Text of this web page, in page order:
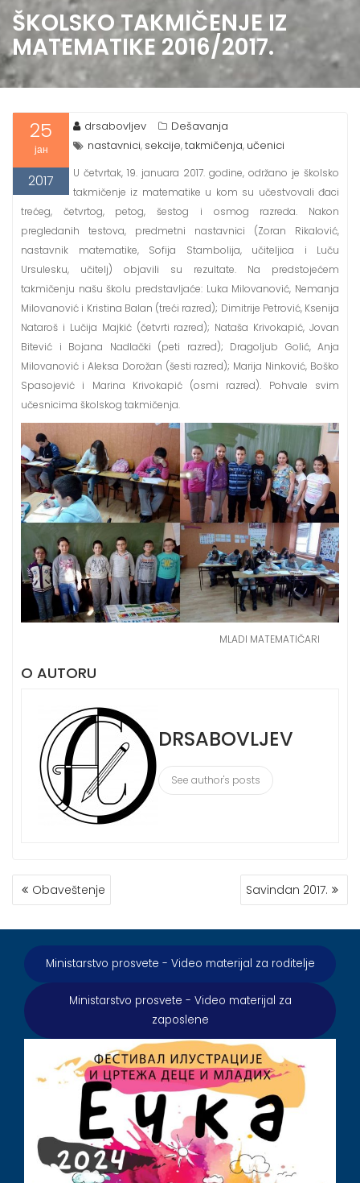
ŠKOLSKO TAKMIČENJE IZ
MATEMATIKE 2016/2017.
25
јан
2017
drsabovljev
Dešavanja
nastavnici, sekcije,takmičenja, učenici
U četvrtak, 19. januara 2017. godine, održano je školsko
takmičenje iz matematike u kom su učestvovali đaci
trećeg, četvrtog, petog, šestog i osmog razreda. Nakon
pregledanih testova, predmetni nastavnici (Zoran Rikalović,
nastavnik matematike, Sofija Stambolija, učiteljica i Luču
Ursulesku, učitelj) objavili su rezultate. Na predstojećem
takmičenju našu školu predstavljaće: Luka Milovanović, Nemanja
Milovanović i Kristina Balan (treći razred); Dimitrije Petrović, Ksenija
Nataroš i Lučija Majkić (četvrti razred); Nataša Krivokapić, Jovan
Bitević i Bojana Nadlački (peti razred); Dragoljub Golić, Anja
Milovanović i Aleksa Dorožan (šesti razred); Marija Ninković, Boško
Spasojević i Marina Krivokapić (osmi razred). Pohvale svim
učesnicima školskog takmičenja.
MLADI MATEMATIČARI
O AUTORU
DRSABOVLJEV
See author's posts
КРЕТАЊЕ
ЧЛАНКА
Obaveštenje Savindan 2017.
Ministarstvo prosvete - Video materijal za roditelje
Ministarstvo prosvete - Video materijal za
zaposlene